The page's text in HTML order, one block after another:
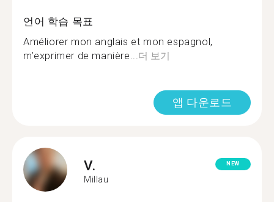
언어 학습 목표
Améliorer mon anglais et mon espagnol,
m’exprimer de manière...더 보기
앱 다운로드
V.
Millau
NEW